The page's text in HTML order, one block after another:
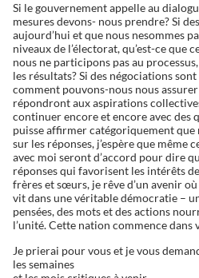
Si le gouvernement appelle au
mesures devons- nous prendre? Si
aujourd’hui et que nous nesommes
niveaux de l’électorat, qu’est-ce que
nous ne participons pas au
les résultats? Si des négociations
comment pouvons-nous nous
répondront aux aspirations
continuer encore et encore avec des
puisse affirmer catégoriquement que
sur les réponses, j’espère que même
avec moi seront d’accord pour dire
réponses qui favorisent les intérêts
frères et sœurs, je rêve d’un avenir
vit dans une véritable démocratie –
pensées, des mots et des actions
l’unité. Cette nation commence
Je prierai pour vous et je vous
les semaines